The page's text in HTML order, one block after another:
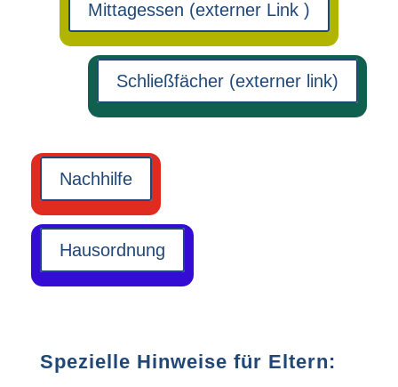
Mittagessen (externer Link )
Schließfächer (externer link)
Nachhilfe
Hausordnung
Spezielle Hinweise für Eltern: